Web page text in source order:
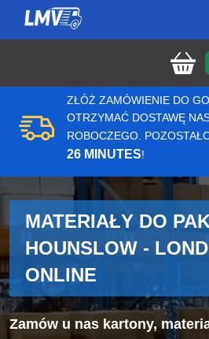
ZŁÓŻ ZAMÓWIENIE DO
OTRZYMAĆ DOSTAWĘ
ROBOCZEGO.
26 MINUTES!
MATERIAŁY DO
HOUNSLOW -
ONLINE
Zamów u nas kartony,